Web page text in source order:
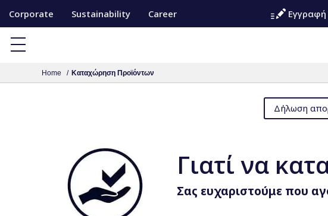
k
Corporate Sustainability Career
Home Καταχώρηση Προϊόντων
Δήλωση
Γιατί να
Σας ευχαριστούμε που